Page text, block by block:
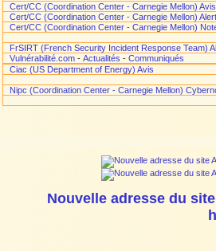
Cert/CC (Coordination Center - Carnegie Mellon) Avis
Cert/CC (Coordination Center - Carnegie Mellon)
Cert/CC (Coordination Center - Carnegie Mellon)
FrSIRT (French Security Incident Response Team)
Vulnérabilité.com - Actualités - Communiqués
Ciac (US Department of Energy) Avis
Nipc (Coordination Center - Carnegie Mellon)
Nouvelle adresse du